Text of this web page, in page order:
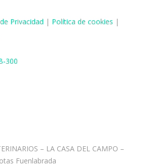
Privacidad | Política de cookies |
– LA CASA DEL CAMPO –
Fuenlabrada